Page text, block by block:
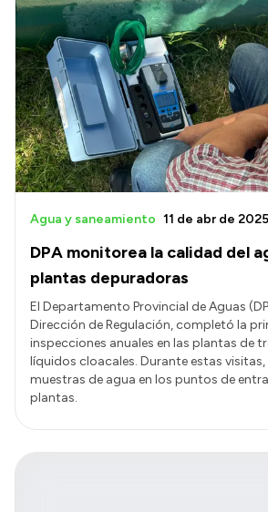
DPA monitorea la calidad del
plantas depuradoras
Agua y saneamiento 11 de abr de 2025
El Departamento Provincial de Aguas
Dirección de Regulación, completó la
inspecciones anuales en las plantas de
líquidos cloacales. Durante estas
muestras de agua en los puntos de
plantas.